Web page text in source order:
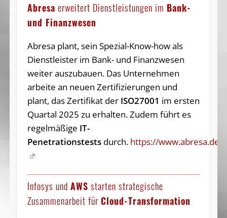
Abresa erweitert Dienstleistungen im Bank-
und Finanzwesen
Abresa plant, sein Spezial-Know-how als
Dienstleister im Bank- und Finanzwesen
weiter auszubauen. Das Unternehmen
arbeite an neuen Zertifizierungen und
plant, das Zertifikat der ISO27001 im ersten
Quartal 2025 zu erhalten. Zudem führt es
regelmäßige IT-
Penetrationstestsdurch. https://www.abresa.de
Infosys und AWS starten strategische
Zusammenarbeit für Cloud-Transformation